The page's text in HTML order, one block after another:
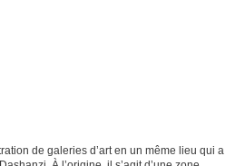
de galeries d’art en un même lieu qui a